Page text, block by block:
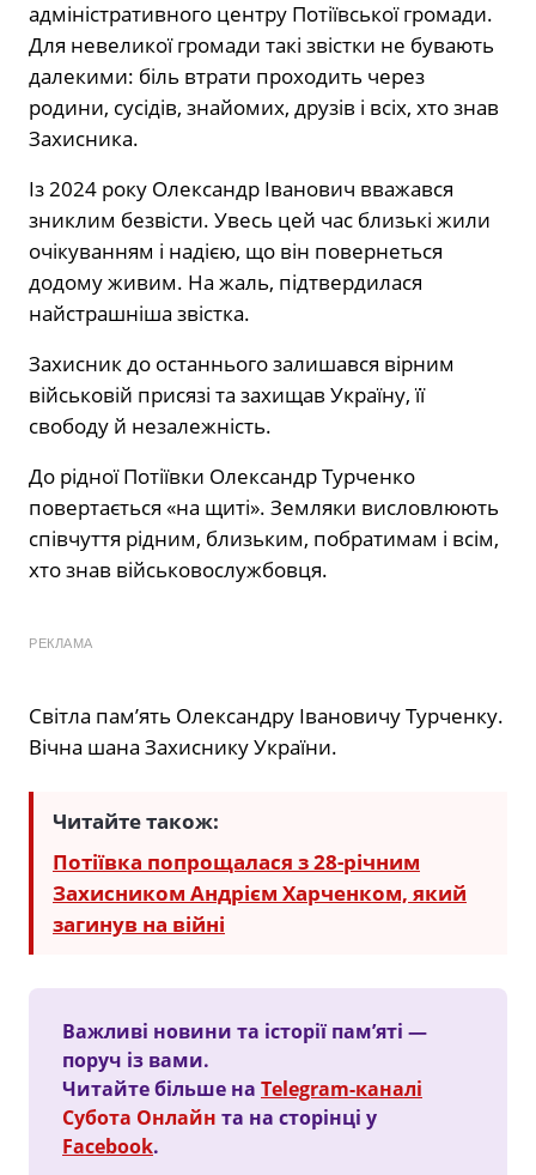
адміністративного центру Потіївської громади.
Для невеликої громади такі звістки не бувають
далекими: біль втрати проходить через
родини, сусідів, знайомих, друзів і всіх, хто знав
Захисника.
Із 2024 року Олександр Іванович вважався
зниклим безвісти. Увесь цей час близькі жили
очікуванням і надією, що він повернеться
додому живим. На жаль, підтвердилася
найстрашніша звістка.
Захисник до останнього залишався вірним
військовій присязі та захищав Україну, її
свободу й незалежність.
До рідної Потіївки Олександр Турченко
повертається «на щиті». Земляки висловлюють
співчуття рідним, близьким, побратимам і всім,
хто знав військовослужбовця.
РЕКЛАМА
Світла пам’ять Олександру Івановичу Турченку.
Вічна шана Захиснику України.
Читайте також:
Потіївка попрощалася з 28-річним
Захисником Андрієм Харченком, який
загинув на війні
Важливі новини та історії пам’яті —
поруч із вами.
Читайте більше на Telegram-каналі
Субота Онлайн та на сторінці у
Facebook.